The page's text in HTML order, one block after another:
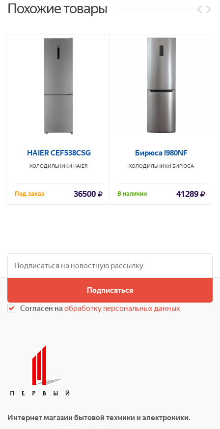
Похожие товары
HAIER CEF538CSG
ХОЛОДИЛЬНИКИ HAIER
Под заказ 36500
Бирюса I980NF
ХОЛОДИЛЬНИКИ БИРЮСА
В наличии 41289
Подписаться
Согласен наобработку персональных данных
Интернет магазин бытовой техники и электроники.